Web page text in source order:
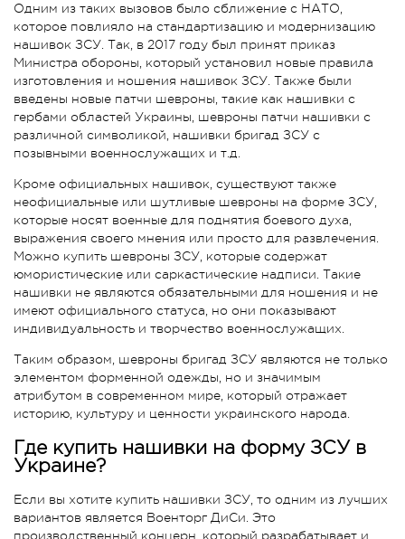
Одним из таких вызовов было сближение с НАТО,
которое повлияло на стандартизацию и модернизацию
нашивок ЗСУ. Так, в 2017 году был принят приказ
Министра обороны, который установил новые правила
изготовления и ношения нашивок ЗСУ. Также были
введены новые патчи шевроны, такие как нашивки с
гербами областей Украины, шевроны патчи нашивки с
различной символикой, нашивки бригад ЗСУ с
позывными военнослужащих и т.д.
Кроме официальных нашивок, существуют также
неофициальные или шутливые шевроны на форме ЗСУ,
которые носят военные для поднятия боевого духа,
выражения своего мнения или просто для развлечения.
Можно купить шевроны ЗСУ, которые содержат
юмористические или саркастические надписи. Такие
нашивки не являются обязательными для ношения и не
имеют официального статуса, но они показывают
индивидуальность и творчество военнослужащих.
Таким образом, шевроны бригад ЗСУ являются не только
элементом форменной одежды, но и значимым
атрибутом в современном мире, который отражает
историю, культуру и ценности украинского народа.
Где купить нашивки на форму ЗСУ в
Украине?
Если вы хотите купить нашивки ЗСУ, то одним из лучших
вариантов является Военторг ДиСи. Это
производственный концерн, который разрабатывает и